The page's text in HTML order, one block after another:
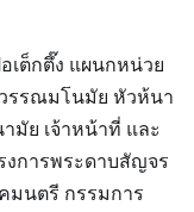
ต็กตึ๊ง แผนกหน่วย
รรณมโนมัย หัวห้นา
มัย เจ้าหน้าที่ และ
การพระดาบสัญจร
มนตรี กรรมการ